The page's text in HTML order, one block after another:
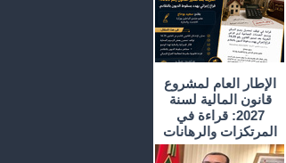
الإطار العام لمشروع
قانون المالية لسنة
2027: قراءة في
المرتكزات والرهانات